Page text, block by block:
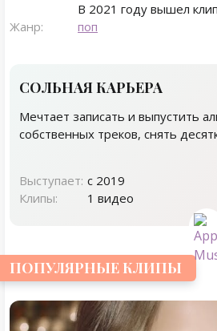
В 2021 году вышел
Жанр:
поп
СОЛЬНАЯ КАРЬЕРА
Мечтает записать и выпустить
собственных треков, снять
Выступает: с 2019
Клипы:
1 видео
ПОПУЛЯРНЫЕ КЛИПЫ